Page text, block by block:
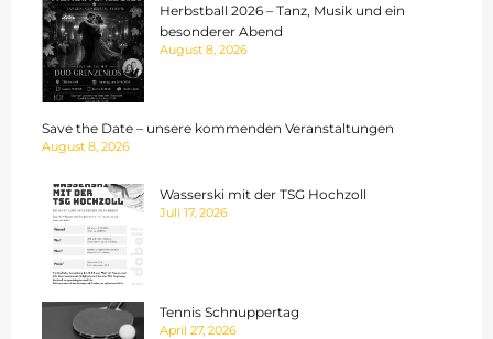
Herbstball 2026 – Tanz, Musik und ein
besonderer Abend
August 8, 2026
Save the Date – unsere kommenden Veranstaltungen
August 8, 2026
Wasserski mit der TSG Hochzoll
Juli 17, 2026
Tennis Schnuppertag
April 27, 2026